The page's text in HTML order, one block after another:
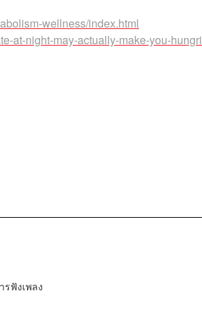
wellness/index.html
at-night-may-actually-make-you-
ฟังเพลง